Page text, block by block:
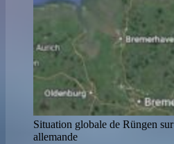
Situation globale de Rüngen
allemande